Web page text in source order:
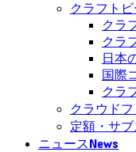
クラフト
クラ
クラ
日本
国際
クラ
クラウド
定額・サブ
ニュースNews